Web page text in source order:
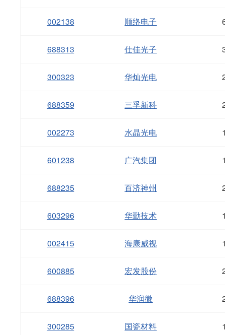
002138 顺络电子
688313 仕佳光子
300323 华灿光电
688359 三孚新科
002273 水晶光电
601238 广汽集团
688235 百济神州
603296 华勤技术
002415 海康威视
600885 宏发股份
688396 华润微
300285 国瓷材料